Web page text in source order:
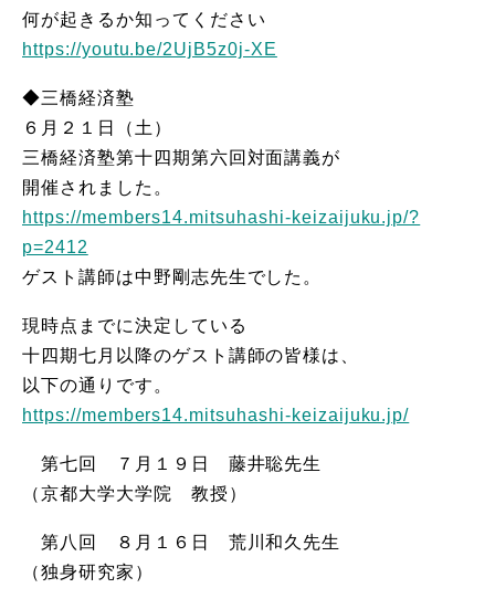
何が起きるか知ってください
https://youtu.be/2UjB5z0j-XE
◆三橋経済塾
６月２１日（土）
三橋経済塾第十四期第六回対面講義が
開催されました。
https://members14.mitsuhashi-keizaijuku.jp/?
p=2412
ゲスト講師は中野剛志先生でした。
現時点までに決定している
十四期七月以降のゲスト講師の皆様は、
以下の通りです。
https://members14.mitsuhashi-keizaijuku.jp/
第七回 ７月１９日 藤井聡先生
（京都大学大学院 教授）
第八回 ８月１６日 荒川和久先生
（独身研究家）